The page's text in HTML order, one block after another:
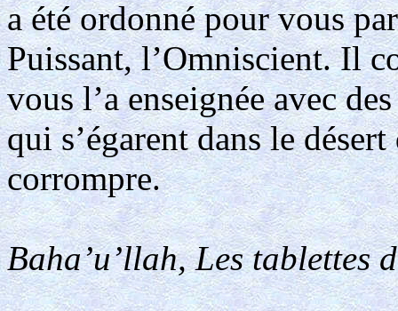
a été ordonné pour vous
Puissant, l’Omniscient. Il
vous l’a enseignée avec
qui s’égarent dans le
corrompre.
Baha’u’llah, Les tablettes